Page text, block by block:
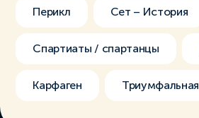
Перикл Сет – История
Спартиаты / спартанцы
Карфаген